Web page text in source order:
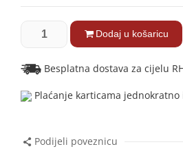
Dodaj u košaricu
Besplatna dostava za cijelu
Plaćanje karticama
Podijeli poveznicu